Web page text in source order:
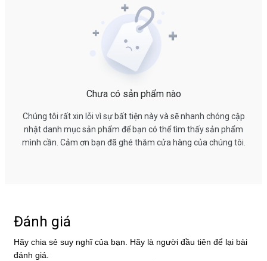
Chưa có sản phẩm nào
Chúng tôi rất xin lỗi vì sự bất tiện này và sẽ nhanh chóng cập
nhật danh mục sản phẩm để bạn có thể tìm thấy sản phẩm
mình cần. Cảm ơn bạn đã ghé thăm cửa hàng của chúng tôi.
Đánh giá
Hãy chia sẻ suy nghĩ của bạn. Hãy là người đầu tiên để lại bài
đánh giá.